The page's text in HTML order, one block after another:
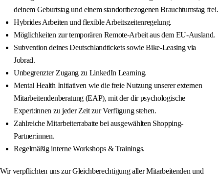
deinem Geburtstag und einem standortbezogenen Brauchtumstag frei.
Hybrides Arbeiten und flexible Arbeitszeitenregelung.
Möglichkeiten zur temporären Remote-Arbeit aus dem EU-Ausland.
Subvention deines Deutschlandtickets sowie Bike-Leasing via
Jobrad.
Unbegrenzter Zugang zu LinkedIn Learning.
Mental Health Initiativen wie die freie Nutzung unserer externen
Mitarbeitendenberatung (EAP), mit der dir psychologische
Expert:innen zu jeder Zeit zur Verfügung stehen.
Zahlreiche Mitarbeiterrabatte bei ausgewählten Shopping-
Partner:innen.
Regelmäßig interne Workshops & Trainings.
Wir verpflichten uns zur Gleichberechtigung aller Mitarbeitenden und